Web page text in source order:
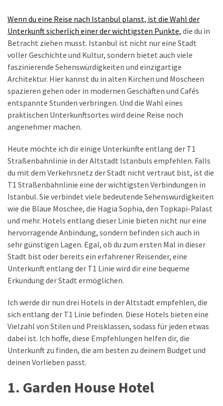
Kultur
Reisetipps
für
Plowdiw:
So
wird
Ihre
Reise
angenehm
unvergesslich
Genuss
Plowdiw:
Unverzichtbare
authentische
bulgarische
Köstlichkeiten
MOST
Reiseziele
(31)
hotels
(24)
Wenn du eine Reise nach Istanbul planst, ist die Wahl der
Unterkunft sicherlich einer der wichtigsten Punkte, die du in
Betracht ziehen musst. Istanbul ist nicht nur eine Stadt
voller Geschichte und Kultur, sondern bietet auch viele
faszinierende Sehenswürdigkeiten und einzigartige
Architektur. Hier kannst du in alten Kirchen und Moscheen
spazieren gehen oder in modernen Geschäften und Cafés
entspannte Stunden verbringen. Und die Wahl eines
praktischen Unterkunftsortes wird deine Reise noch
angenehmer machen.
Heute möchte ich dir einige Unterkünfte entlang der T1
Straßenbahnlinie in der Altstadt Istanbuls empfehlen. Falls
du mit dem Verkehrsnetz der Stadt nicht vertraut bist, ist die
T1 Straßenbahnlinie eine der wichtigsten Verbindungen in
Istanbul. Sie verbindet viele bedeutende Sehenswürdigkeiten
wie die Blaue Moschee, die Hagia Sophia, den Topkapi-Palast
und mehr. Hotels entlang dieser Linie bieten nicht nur eine
hervorragende Anbindung, sondern befinden sich auch in
sehr günstigen Lagen. Egal, ob du zum ersten Mal in dieser
Stadt bist oder bereits ein erfahrener Reisender, eine
Unterkunft entlang der T1 Linie wird dir eine bequeme
Erkundung der Stadt ermöglichen.
Ich werde dir nun drei Hotels in der Altstadt empfehlen, die
sich entlang der T1 Linie befinden. Diese Hotels bieten eine
Vielzahl von Stilen und Preisklassen, sodass für jeden etwas
dabei ist. Ich hoffe, diese Empfehlungen helfen dir, die
Unterkunft zu finden, die am besten zu deinem Budget und
deinen Vorlieben passt.
1. Garden House Hotel